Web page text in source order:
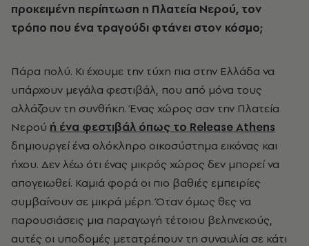
προκειμένη περίπτωση η Πλατεία Νερού, τον
τρόπο που ένα τραγούδι φτάνει στον κόσμο;
Πάρα πολύ. Κι έχουμε την τύχη πια στην Ελλάδα να
υπάρχουν μεγάλα φεστιβάλ, που από μόνα τους
αλλάζουν τη συνθήκη. Ένας χώρος σαν την Πλατεία
Νερού ή ένα φεστιβάλ όπως το Release Athens
δημιουργεί ένα ολόκληρο οικοσύστημα εικόνας και
ήχου. Δεν λέω ότι ένας μικρός χώρος δεν μπορεί να
απογειωθεί. Καμιά φορά οι πιο βαθιές εμπειρίες
συμβαίνουν σε μικρά μέρη. Όταν όμως θες να
παρουσιάσεις μια παραγωγή τέτοιου βεληνεκούς,
αυτές οι υποδομές μετατρέπουν τη συναυλία σε κάτι